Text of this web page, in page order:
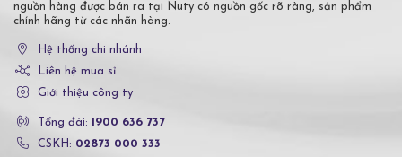
nguồn hàng được bán ra tại Nuty có nguồn gốc rõ ràng, sản phẩm
chính hãng từ các nhãn hàng.
Hệ thống chi nhánh
Liên hệ mua sỉ
Giới thiệu công ty
Tổng đài: 1900 636 737
CSKH: 02873 000 333